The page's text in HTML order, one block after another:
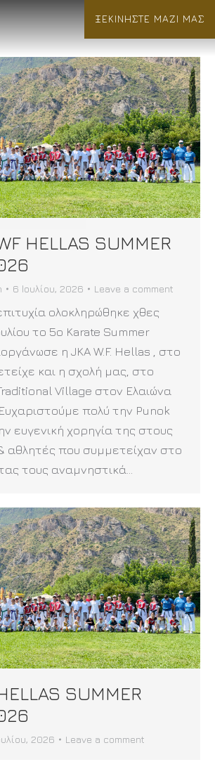
ΞΕΚΙΝΗΣΤΕ ΜΑΖΙ ΜΑΣ
HELLAS SUMMER
6 Ιουλίου, 2026 Leave a comment
ολοκληρώθηκε χθες
το 5ο Karate Summer
η JKA W.F. Hellas , στο
και η σχολή μας, στο
Village στον Ελαιώνα
πολύ την Punok
ευγενική χορηγία της στους
αθλητές που συμμετείχαν στο
τους αναμνηστικά…
SUMMER
2026 Leave a comment